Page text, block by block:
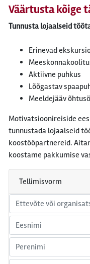
Väärtusta kõige
Tunnusta lojaalseid
Erinevad
Aktiivne puhkus
Lõõgastav
Meeldejääv
Motivatsioonireiside
tunnustada lojaalseid
koostööpartnereid.
koostame pakkumise
Tellimisvorm